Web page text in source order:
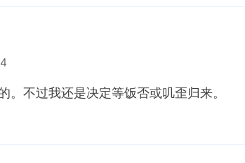
。不过我还是决定等饭否或叽歪归来。